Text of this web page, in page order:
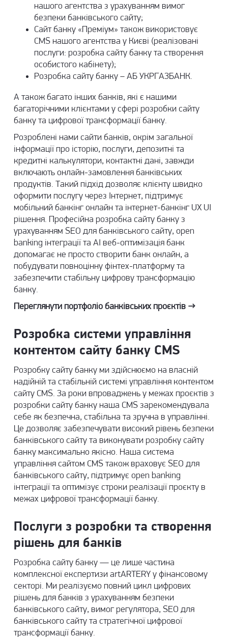
нашого агентства з урахуванням вимог
безпеки банківського сайту;
Сайт банку «Преміум» також використовує
CMS нашого агентства у Києві (реалізовані
послуги: розробка сайту банку та створення
особистого кабінету);
Розробка сайту банку – АБ УКРГАЗБАНК.
А також багато інших банків, які є нашими
багаторічними клієнтами у сфері розробки сайту
банку та цифрової трансформації банку.
Розроблені нами сайти банків, окрім загальної
інформації про історію, послуги, депозитні та
кредитні калькулятори, контактні дані, завжди
включають онлайн-замовлення банківських
продуктів. Такий підхід дозволяє клієнту швидко
оформити послугу через Інтернет, підтримує
мобільний банкінг онлайн та інтернет-банкінг UX UI
рішення. Професійна розробка сайту банку з
урахуванням SEO для банківського сайту, open
banking інтеграції та AI веб-оптимізація банк
допомагає не просто створити банк онлайн, а
побудувати повноцінну фінтех-платформу та
забезпечити стабільну цифрову трансформацію
банку.
Переглянути портфоліо банківських проєктів →
Розробка системи управління
контентом сайту банку CMS
Розробку сайту банку ми здійснюємо на власній
надійній та стабільній системі управління контентом
сайту CMS. За роки впроваджень у межах проєктів з
розробки сайту банку наша CMS зарекомендувала
себе як безпечна, стабільна та зручна в управлінні.
Це дозволяє забезпечувати високий рівень безпеки
банківського сайту та виконувати розробку сайту
банку максимально якісно. Наша система
управління сайтом CMS також враховує SEO для
банківського сайту, підтримує open banking
інтеграції та оптимізує строки реалізації проєкту в
межах цифрової трансформації банку.
Послуги з розробки та створення
рішень для банків
Розробка сайту банку — це лише частина
комплексної експертизи artARTERY у фінансовому
секторі. Ми реалізуємо повний цикл цифрових
рішень для банків з урахуванням безпеки
банківського сайту, вимог регулятора, SEO для
банківського сайту та стратегічної цифрової
трансформації банку.